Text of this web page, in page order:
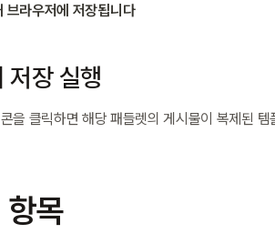
브라우저에 저장됩니다
저장 실행
을 클릭하면 해당 패들렛의 게시물이 복제된
항목